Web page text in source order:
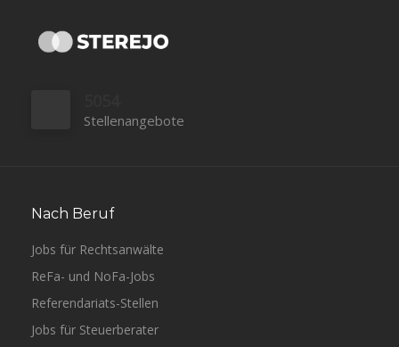
Stellenangebote
Nach Beruf
Jobs für Rechtsanwälte
ReFa- und NoFa-Jobs
Referendariats-Stellen
Jobs für Steuerberater